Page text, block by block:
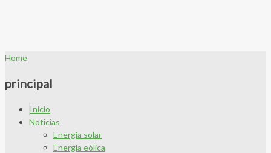
Home
principal
Inicio
Noticias
Energía solar
Energía eólica